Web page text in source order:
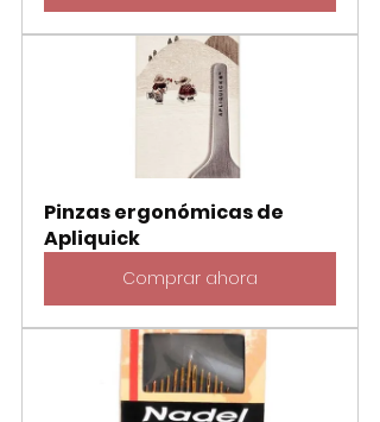
Pinzas ergonómicas de
Apliquick
Comprar ahora